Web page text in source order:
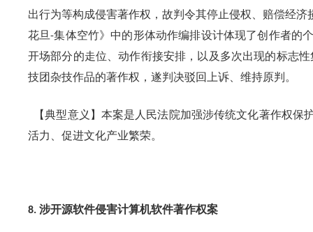
出行为等构成侵害著作权，故判令其停止侵权、赔偿经
花旦-集体空竹》中的形体动作编排设计体现了创作者的
开场部分的走位、动作衔接安排，以及多次出现的标志
技团杂技作品的著作权，遂判决驳回上诉、维持原判。
【典型意义】本案是人民法院加强涉传统文化著作权保
活力、促进文化产业繁荣。
8. 涉开源软件侵害计算机软件著作权案